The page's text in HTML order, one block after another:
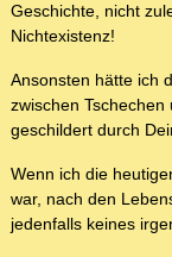
Geschichte, nicht
Nichtexistenz!
Ansonsten hätte ich
zwischen
geschildert durch
Wenn ich die
war, nach den
jedenfalls keines